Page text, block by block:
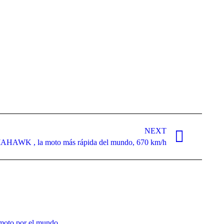
NEXT
, la moto más rápida del mundo, 670 km/h